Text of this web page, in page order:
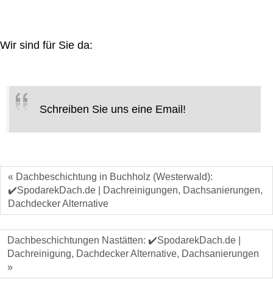
Wir sind für Sie da:
Schreiben Sie uns eine Email!
« Dachbeschichtung in Buchholz (Westerwald):
✔️SpodarekDach.de | Dachreinigungen, Dachsanierungen,
Dachdecker Alternative
Dachbeschichtungen Nastätten: ✔️SpodarekDach.de |
Dachreinigung, Dachdecker Alternative, Dachsanierungen
»